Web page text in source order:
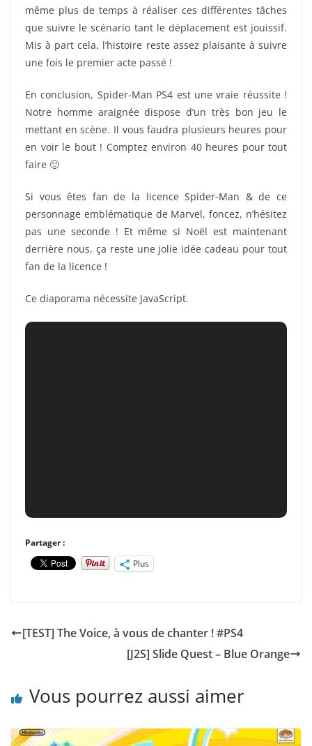
même plus de temps à réaliser ces différentes tâches
que suivre le scénario tant le déplacement est jouissif.
Mis à part cela, l’histoire reste assez plaisante à suivre
une fois le premier acte passé !
En conclusion, Spider-Man PS4 est une vraie réussite !
Notre homme araignée dispose d’un très bon jeu le
mettant en scène. Il vous faudra plusieurs heures pour
en voir le bout ! Comptez environ 40 heures pour tout
faire 🙂
Si vous êtes fan de la licence Spider-Man & de ce
personnage emblématique de Marvel, foncez, n’hésitez
pas une seconde ! Et même si Noël est maintenant
derrière nous, ça reste une jolie idée cadeau pour tout
fan de la licence !
Ce diaporama nécessite JavaScript.
Partager :
Plus
[TEST] The Voice, à vous de chanter ! #PS4
[J2S] Slide Quest – Blue Orange
Vous pourrez aussi aimer